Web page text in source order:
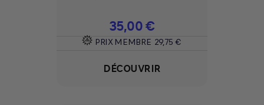
Prix
35,00 €
PRIX MEMBRE 29,75 €
DÉCOUVRIR